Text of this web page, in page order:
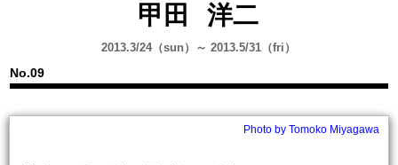
甲田 洋二
2013.3/24（sun）～ 2013.5/31（fri）
No.09
Photo by Tomoko Miyagawa